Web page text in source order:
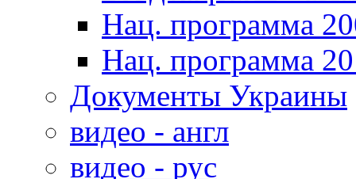
Нац. программа
Нац. программа
Документы Украины
видео - англ
видео - рус